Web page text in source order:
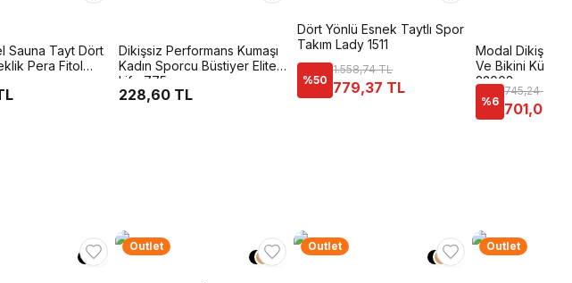
Sauna Tayt Dört
Pera Fitol
Dikişsiz Performans Kumaşı
Kadın Sporcu Büstiyer Elite
Life 775
228,60 TL
Dört Yönlü Esnek Taytlı Spor
Takım Lady 1511
%50
1.558,74 TL
779,37 TL
Modal Dikişsiz
Ve Bikini Külotlu
23003
%6
745,24 TL
701,00
Outlet
+
Outlet
+
Outlet